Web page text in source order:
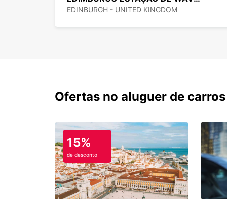
EDINBURGH - UNITED KINGDOM
Ofertas no aluguer de
15%
de desconto